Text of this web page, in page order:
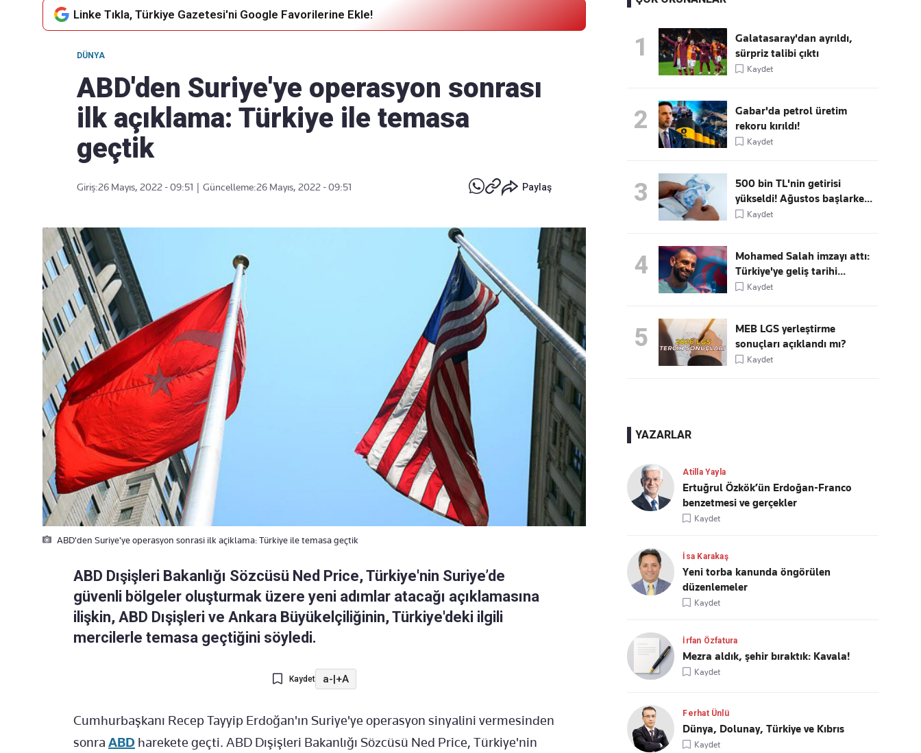
akışımıza ulaşın
göndermek içintıklayın
Kaçırmayın
Ücretsiz üye olun, gündemi
Linke Tıkla, Türkiye Gazetesi'ni Google Favorilerine Ekle!
DÜNYA
ABD'den Suriye'ye operasyon sonrası
ilk açıklama: Türkiye ile temasa
geçtik
Giriş:26 Mayıs, 2022 - 09:51 Güncelleme:26 Mayıs, 2022 - 09:51 Paylaş
ABD'den Suriye'ye operasyon sonrasi ilk açiklama: Türkiye ile temasa geçtik
ABD Dışişleri Bakanlığı Sözcüsü Ned Price, Türkiye'nin Suriye’de
güvenli bölgeler oluşturmak üzere yeni adımlar atacağı açıklamasına
ilişkin, ABD Dışişleri ve Ankara Büyükelçiliğinin, Türkiye'deki ilgili
mercilerle temasa geçtiğini söyledi.
Kaydet a-|+A
Cumhurbaşkanı Recep Tayyip Erdoğan'ın Suriye'ye operasyon sinyalini vermesinden
sonra ABD harekete geçti. ABD Dışişleri Bakanlığı Sözcüsü Ned Price, Türkiye'nin
1
Galatasaray'dan ayrıldı,
sürpriz talibi çıktı
Kaydet
2
Gabar'da petrol üretim
rekoru kırıldı!
Kaydet
3
500 bin TL'nin getirisi
yükseldi! Ağustos başlarke...
Kaydet
4
Mohamed Salah imzayı attı:
Türkiye'ye geliş tarihi...
Kaydet
5
MEB LGS yerleştirme
sonuçları açıklandı mı?
Kaydet
YAZARLAR
Atilla Yayla
Ertuğrul Özkök’ün Erdoğan-Franco
benzetmesi ve gerçekler
Kaydet
İsa Karakaş
Yeni torba kanunda öngörülen
düzenlemeler
Kaydet
İrfan Özfatura
Mezra aldık, şehir bıraktık: Kavala!
Kaydet
Ferhat Ünlü
Dünya, Dolunay, Türkiye ve Kıbrıs
Kaydet